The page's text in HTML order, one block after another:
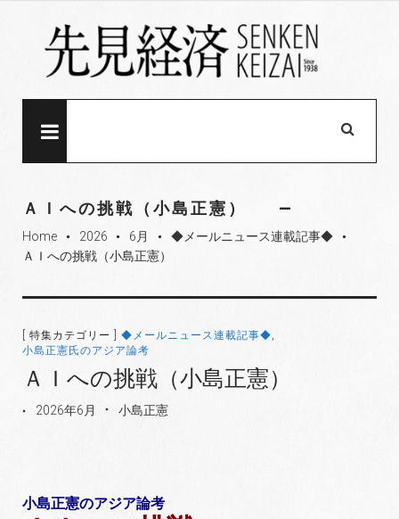
ＡＩへの挑戦（小島正憲）
Home fiber_manual_record 2026 fiber_manual_record 6月 fiber_manual_record ◆メールニュース連載記事◆ fiber_manual_record
ＡＩへの挑戦（小島正憲）
[ 特集カテゴリー ] ◆メールニュース連載記事◆
小島正憲氏のアジア論考
ＡＩへの挑戦（小島正憲）
2026年6月 小島正憲
小島正憲のアジア論考